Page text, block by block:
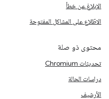
الإبلاغ عن خطأ
الاطّلاع على المشاكل المفتوحة
محتوى ذو صلة
تحديثات Chromium
دراسات الحالة
الأرشيف